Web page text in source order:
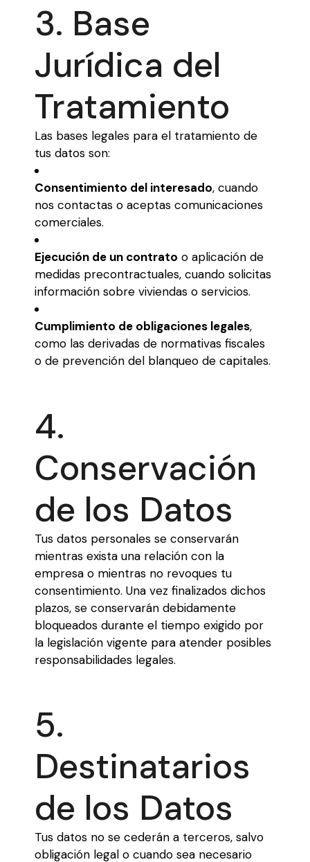
3. Base
Jurídica del
Tratamiento
Las bases legales para el tratamiento de
tus datos son:
Consentimiento del interesado, cuando
nos contactas o aceptas comunicaciones
comerciales.
Ejecución de un contrato o aplicación de
medidas precontractuales, cuando solicitas
información sobre viviendas o servicios.
Cumplimiento de obligaciones legales,
como las derivadas de normativas fiscales
o de prevención del blanqueo de capitales.
4.
Conservación
de los Datos
Tus datos personales se conservarán
mientras exista una relación con la
empresa o mientras no revoques tu
consentimiento. Una vez finalizados dichos
plazos, se conservarán debidamente
bloqueados durante el tiempo exigido por
la legislación vigente para atender posibles
responsabilidades legales.
5.
Destinatarios
de los Datos
Tus datos no se cederán a terceros, salvo
obligación legal o cuando sea necesario